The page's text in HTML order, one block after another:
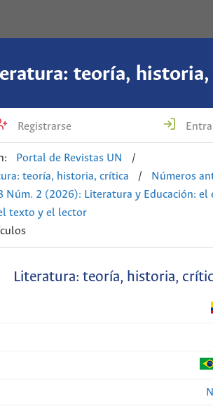
teoría,
Registrarse
Portal de Revistas UN
/
teoría, historia, crítica
/
Números
Núm. 2 (2026): Literatura y Educación: el
texto y el lector
Literatura: teoría, historia,